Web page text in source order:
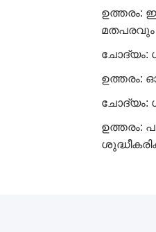
ഉത്തരം:
മതപരവും
ചോദ്യം:
ഉത്തരം:
ചോദ്യം:
ഉത്തരം: